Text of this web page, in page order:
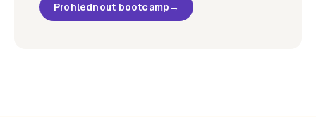
Prohlédnout bootcamp→